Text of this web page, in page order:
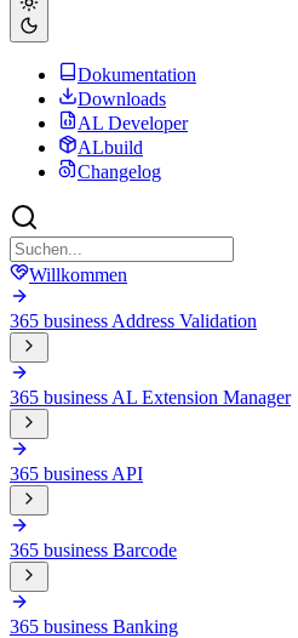
Dokumentation
Downloads
AL Developer
ALbuild
Changelog
Willkommen
365 business Address Validation
365 business AL Extension Manager
365 business API
365 business Barcode
365 business Banking